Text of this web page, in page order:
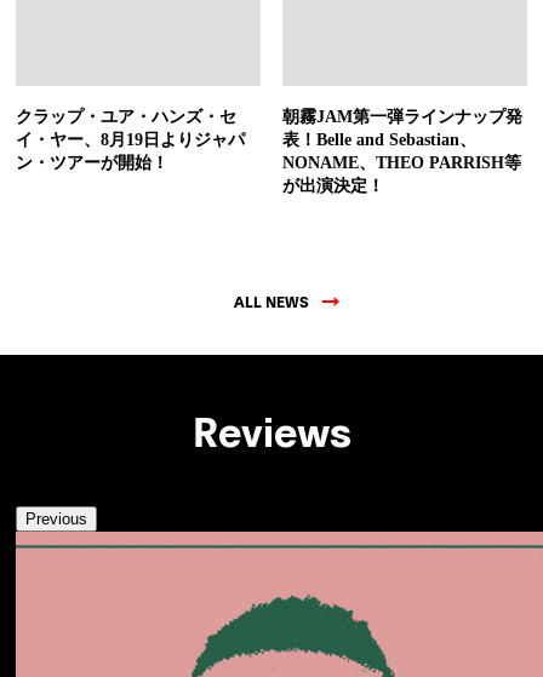
クラップ・ユア・ハンズ・セ
イ・ヤー、8月19日よりジャパ
ン・ツアーが開始！
朝霧JAM第一弾ラインナップ発
表！Belle and Sebastian、
NONAME、THEO PARRISH等
が出演決定！
ALL NEWS
Reviews
Previous